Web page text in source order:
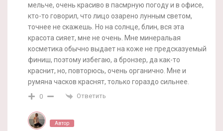
мельче, очень красиво в пасмрную погоду и в офисе,
кто-то говорил, что лицо озарено лунным светом,
точнее не скажешь. Но на солнце, блин, вся эта
красота сияет, мне не очень. Мне минеральая
косметика обычно выдает на коже не предсказуемый
финиш, поэтому избегаю, а бронзер, да как-то
краснит, но, повторюсь, очень органично. Мне и
румяна часков краснят, только гораздо сильнее.
0 Ответить
Автор